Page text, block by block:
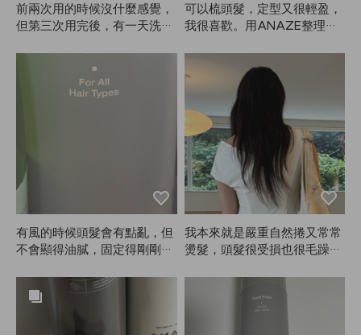
前兩次用的時候沒什麼感覺，
但第三次用完後，有一天洗頭
順？後來才發現可能是用了A
NAZE的Mellow Cream，頭髮
頭髮越來越好，真的能感受到
變化。
可以梳頭髮，定型又很輕盈，
我很喜歡。用ANAZE整理頭
有風的時候頭髮會有點亂，但
不會顯得油膩，固定得剛剛
我本來就是嚴重自然捲又常常
燙髮，頭髮很受損也很毛躁。
乳，頭髮還是毛躁，但用這個